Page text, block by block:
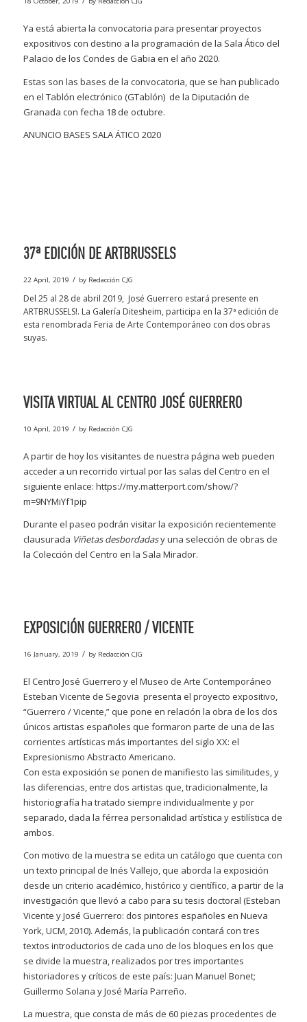
Ya está abierta la convocatoria para presentar proyectos
expositivos con destino a la programación de la Sala Ático del
Palacio de los Condes de Gabia en el año 2020.
Estas son las bases de la convocatoria, que se han publicado
en el Tablón electrónico (GTablón) de la Diputación de
Granada con fecha 18 de octubre.
ANUNCIO BASES SALA ÁTICO 2020
37ª EDICIÓN DE ARTBRUSSELS
22 April, 2019 / by Redacción CJG
Del 25 al 28 de abril 2019, José Guerrero estará presente en
ARTBRUSSELS!. La Galería Ditesheim, participa en la 37ª edición de
esta renombrada Feria de Arte Contemporáneo con dos obras
suyas.
VISITA VIRTUAL AL CENTRO JOSÉ GUERRERO
10 April, 2019 / by Redacción CJG
A partir de hoy los visitantes de nuestra página web pueden
acceder a un recorrido virtual por las salas del Centro en el
siguiente enlace: https://my.matterport.com/show/?
m=9NYMiYf1pip
Durante el paseo podrán visitar la exposición recientemente
clausurada Viñetas desbordadasy una selección de obras de
la Colección del Centro en la Sala Mirador.
EXPOSICIÓN GUERRERO / VICENTE
16 January, 2019 / by Redacción CJG
El Centro José Guerrero y el Museo de Arte Contemporáneo
Esteban Vicente de Segovia presenta el proyecto expositivo,
“Guerrero / Vicente,” que pone en relación la obra de los dos
únicos artistas españoles que formaron parte de una de las
corrientes artísticas más importantes del siglo XX: el
Expresionismo Abstracto Americano.
Con esta exposición se ponen de manifiesto las similitudes, y
las diferencias, entre dos artistas que, tradicionalmente, la
historiografía ha tratado siempre individualmente y por
separado, dada la férrea personalidad artística y estilística de
ambos.
Con motivo de la muestra se edita un catálogo que cuenta con
un texto principal de Inés Vallejo, que aborda la exposición
desde un criterio académico, histórico y científico, a partir de la
investigación que llevó a cabo para su tesis doctoral (Esteban
Vicente y José Guerrero: dos pintores españoles en Nueva
York, UCM, 2010). Además, la publicación contará con tres
textos introductorios de cada uno de los bloques en los que
se divide la muestra, realizados por tres importantes
historiadores y críticos de este país: Juan Manuel Bonet;
Guillermo Solana y José María Parreño.
La muestra, que consta de más de 60 piezas procedentes de